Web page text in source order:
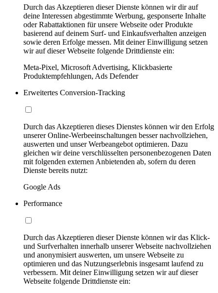
Durch das Akzeptieren dieser Dienste können wir dir auf
deine Interessen abgestimmte Werbung, gesponserte Inhalte
oder Rabattaktionen für unsere Webseite oder Produkte
basierend auf deinem Surf- und Einkaufsverhalten anzeigen
sowie deren Erfolge messen. Mit deiner Einwilligung setzen
wir auf dieser Webseite folgende Drittdienste ein:
Meta-Pixel, Microsoft Advertising, Klickbasierte
Produktempfehlungen, Ads Defender
Erweitertes Conversion-Tracking
Durch das Akzeptieren dieses Dienstes können wir den Erfolg
unserer Online-Werbeeinschaltungen besser nachvollziehen,
auswerten und unser Werbeangebot optimieren. Dazu
gleichen wir deine verschlüsselten personenbezogenen Daten
mit folgenden externen Anbietenden ab, sofern du deren
Dienste bereits nutzt:
Google Ads
Performance
Durch das Akzeptieren dieser Dienste können wir das Klick-
und Surfverhalten innerhalb unserer Webseite nachvollziehen
und anonymisiert auswerten, um unsere Webseite zu
optimieren und das Nutzungserlebnis insgesamt laufend zu
verbessern. Mit deiner Einwilligung setzen wir auf dieser
Webseite folgende Drittdienste ein: